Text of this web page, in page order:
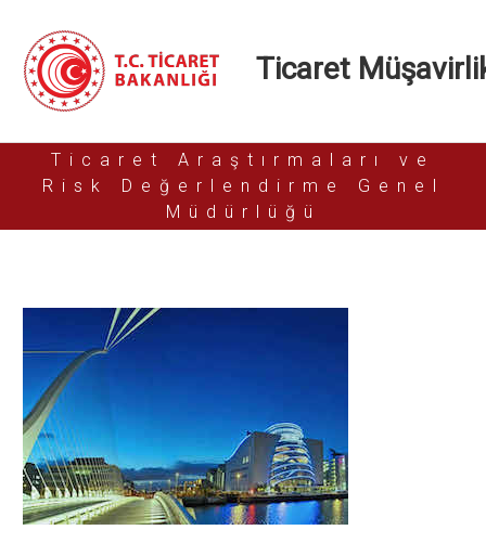
Ticaret
Ticaret Araştırmaları ve
Risk Değerlendirme Genel
Müdürlüğü